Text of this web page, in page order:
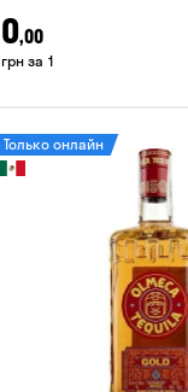
0,00
грн за 1
Только онлайн